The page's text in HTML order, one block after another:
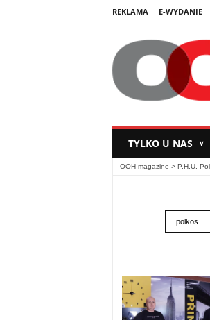
REKLAMA E-WYDANIE
TYLKO U NAS ∨
OOH magazine > P.H.U.